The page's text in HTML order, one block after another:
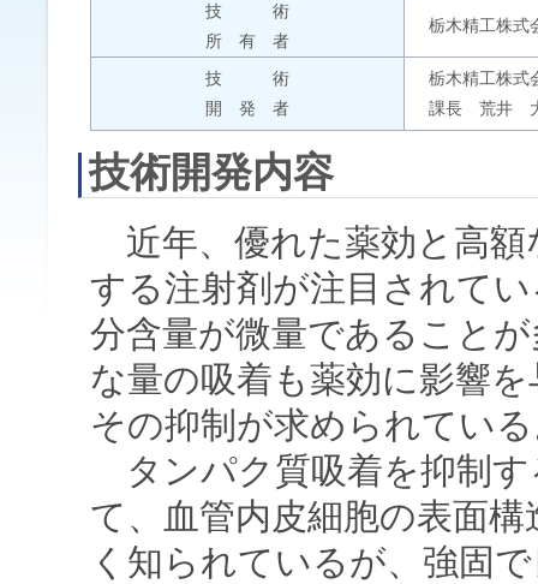
技 術
所 有 者
栃木精工株式
技 術
開 発 者
栃木精工株式
課長 荒井
技術開発内容
近年、優れた薬効と高額
する注射剤が注目されて
分含量が微量であること
な量の吸着も薬効に影響
その抑制が求められてい
タンパク質吸着を抑制
て、血管内皮細胞の表面
く知られているが、強固